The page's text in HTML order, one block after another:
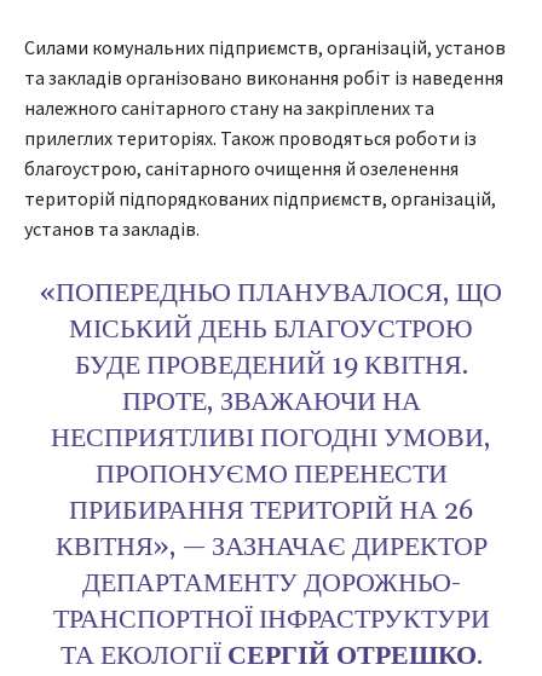
Силами комунальних підприємств, організацій, установ
та закладів організовано виконання робіт із наведення
належного санітарного стану на закріплених та
прилеглих територіях. Також проводяться роботи із
благоустрою, санітарного очищення й озеленення
територій підпорядкованих підприємств, організацій,
установ та закладів.
«ПОПЕРЕДНЬО ПЛАНУВАЛОСЯ, ЩО
МІСЬКИЙ ДЕНЬ БЛАГОУСТРОЮ
БУДЕ ПРОВЕДЕНИЙ 19 КВІТНЯ.
ПРОТЕ, ЗВАЖАЮЧИ НА
НЕСПРИЯТЛИВІ ПОГОДНІ УМОВИ,
ПРОПОНУЄМО ПЕРЕНЕСТИ
ПРИБИРАННЯ ТЕРИТОРІЙ НА 26
КВІТНЯ», — ЗАЗНАЧАЄ ДИРЕКТОР
ДЕПАРТАМЕНТУ ДОРОЖНЬО-
ТРАНСПОРТНОЇ ІНФРАСТРУКТУРИ
ТА ЕКОЛОГІЇ СЕРГІЙ ОТРЕШКО.